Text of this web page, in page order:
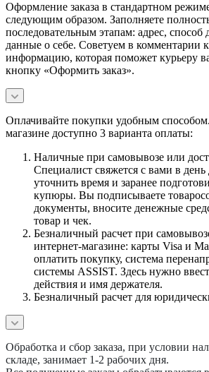
Оформление заказа в стандартном
следующим образом. Заполняете
последовательным этапам: адрес, способ
данные о себе. Советуем в комментарии к
информацию, которая поможет курьеру
кнопку «Оформить заказ».
Оплачивайте покупки удобным
магазине доступно 3 варианта оплаты:
Наличные при самовывозе или
Специалист свяжется с вами в
уточнить время и заранее
купюры. Вы подписываете
документы, вносите денежные
товар и чек.
Безналичный расчет при
интернет-магазине: карты Visa и
оплатить покупку, система
системы ASSIST. Здесь нужно
действия и имя держателя.
Безналичный расчет для
Обработка и сбор заказа, при условии
складе, занимает 1-2 рабочих дня.